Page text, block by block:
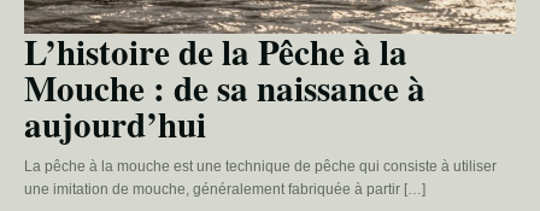
L’histoire de la Pêche à la
Mouche : de sa naissance à
aujourd’hui
La pêche à la mouche est une technique de pêche qui consiste à utiliser
une imitation de mouche, généralement fabriquée à partir […]